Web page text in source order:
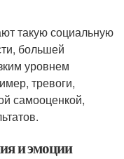
такую социальную
большей
уровнем
тревоги,
самооценкой,
и эмоции